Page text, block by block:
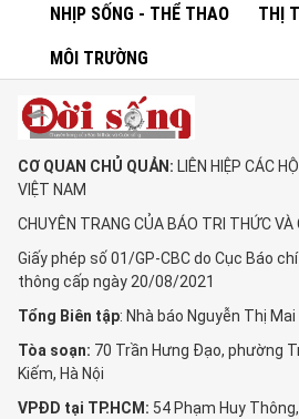
NHỊP SỐNG - THỂ THAO THỊ
MÔI TRƯỜNG
CƠ QUAN CHỦ QUẢN: LIÊN HIỆP CÁC
VIỆT NAM
CHUYÊN TRANG CỦA BÁO TRI THỨC VÀ
Giấy phép số 01/GP-CBC do Cục Báo
thông cấp ngày 20/08/2021
Tổng Biên tập: Nhà báo Nguyễn Thị
Tòa soạn: 70 Trần Hưng Đạo, phường
Kiếm, Hà Nội
VPĐD tại TP.HCM: 54 Phạm Huy